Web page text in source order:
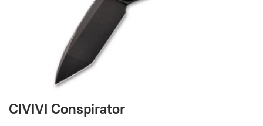
CIVIVI Conspirator